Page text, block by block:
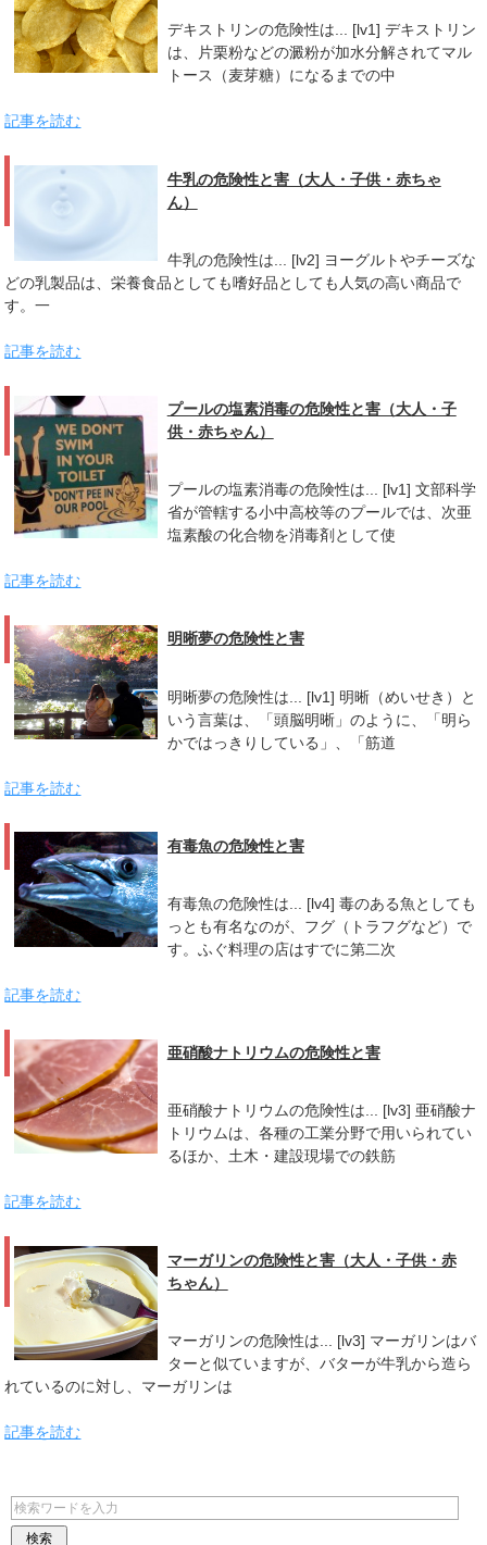
デキストリンの危険性は... [lv1] デキストリン
は、片栗粉などの澱粉が加水分解されてマル
トース（麦芽糖）になるまでの中
記事を読む
牛乳の危険性と害（大人・子供・赤ちゃ
ん）
牛乳の危険性は... [lv2] ヨーグルトやチーズな
どの乳製品は、栄養食品としても嗜好品としても人気の高い商品で
す。一
記事を読む
プールの塩素消毒の危険性と害（大人・子
供・赤ちゃん）
プールの塩素消毒の危険性は... [lv1] 文部科学
省が管轄する小中高校等のプールでは、次亜
塩素酸の化合物を消毒剤として使
記事を読む
明晰夢の危険性と害
明晰夢の危険性は... [lv1] 明晰（めいせき）と
いう言葉は、「頭脳明晰」のように、「明ら
かではっきりしている」、「筋道
記事を読む
有毒魚の危険性と害
有毒魚の危険性は... [lv4] 毒のある魚としても
っとも有名なのが、フグ（トラフグなど）で
す。ふぐ料理の店はすでに第二次
記事を読む
亜硝酸ナトリウムの危険性と害
亜硝酸ナトリウムの危険性は... [lv3] 亜硝酸ナ
トリウムは、各種の工業分野で用いられてい
るほか、土木・建設現場での鉄筋
記事を読む
マーガリンの危険性と害（大人・子供・赤
ちゃん）
マーガリンの危険性は... [lv3] マーガリンはバ
ターと似ていますが、バターが牛乳から造ら
れているのに対し、マーガリンは
記事を読む